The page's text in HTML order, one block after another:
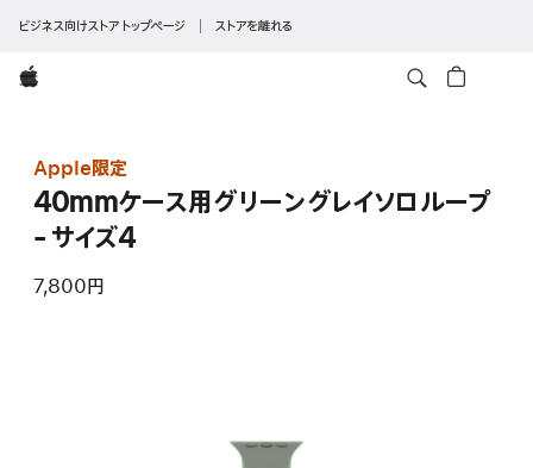
ビジネス向けストア トップページ ストアを離れる
Apple
Apple限定
40mmケース用グリーングレイソロループ
- サイズ4
7,800円